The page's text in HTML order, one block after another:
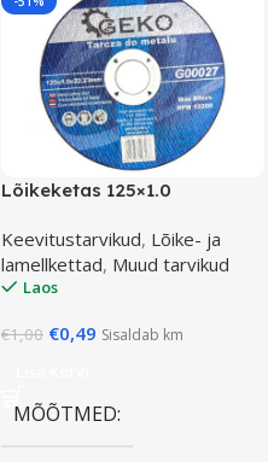
Lõikeketas 125×1.0
Keevitustarvikud, Lõike- ja
lamellkettad, Muud tarvikud
Laos
€1,00 €0,49 Sisaldab km
MÕÕTMED